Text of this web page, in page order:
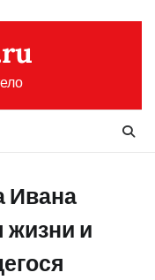
Ивана
жизни и